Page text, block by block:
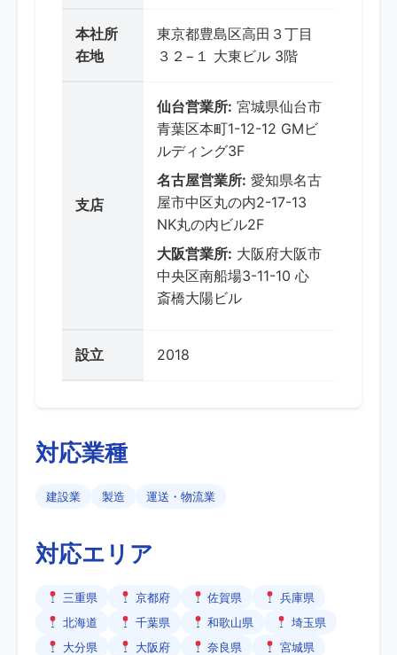
本社所
在地
東京都豊島区高田３丁目
３２−１ 大東ビル 3階
支店
仙台営業所: 宮城県仙台市
青葉区本町1-12-12 GMビ
ルディング3F
名古屋営業所: 愛知県名古
屋市中区丸の内2-17-13
NK丸の内ビル2F
大阪営業所: 大阪府大阪市
中央区南船場3-11-10 心
斎橋大陽ビル
設立 2018
対応業種
建設業 製造 運送・物流業
対応エリア
三重県 京都府 佐賀県
兵庫県
北海道
千葉県 和歌山県
埼玉県
大分県
大阪府 奈良県
宮城県